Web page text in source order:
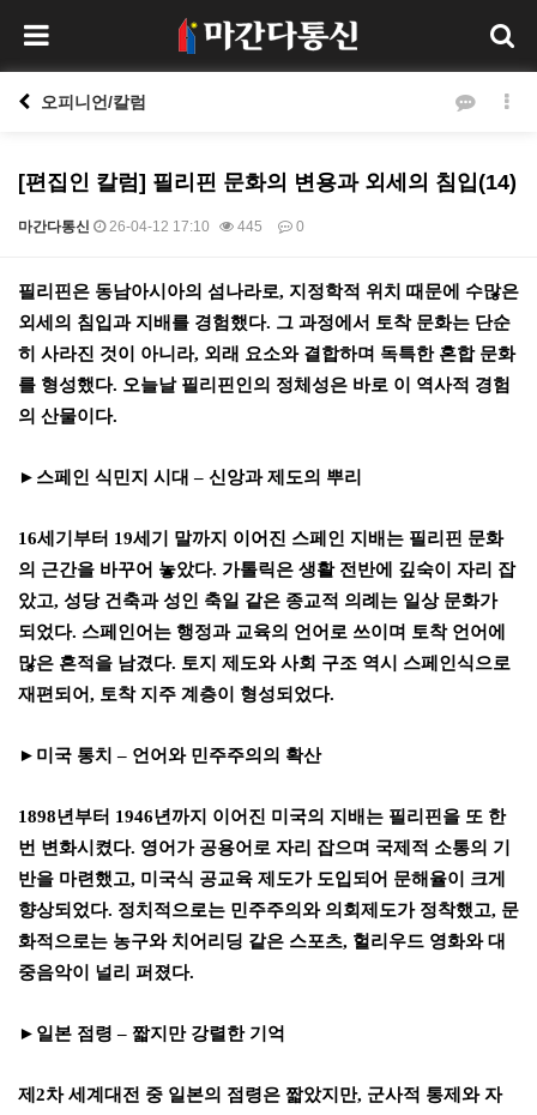
오피니언/칼럼
[편집인 칼럼] 필리핀 문화의 변용과 외세의 침입(14)
마간다통신 26-04-12 17:10 445 0
본문
필리핀은 동남아시아의 섬나라로, 지정학적 위치 때문에 수많은
외세의 침입과 지배를 경험했다. 그 과정에서 토착 문화는 단순
히 사라진 것이 아니라, 외래 요소와 결합하며 독특한 혼합 문화
를 형성했다. 오늘날 필리핀인의 정체성은 바로 이 역사적 경험
의 산물이다.
► 스페인 식민지 시대– 신앙과 제도의 뿌리
16세기부터 19세기 말까지 이어진 스페인 지배는 필리핀 문화
의 근간을 바꾸어 놓았다. 가톨릭은 생활 전반에 깊숙이 자리 잡
았고, 성당 건축과 성인 축일 같은 종교적 의례는 일상 문화가
되었다. 스페인어는 행정과 교육의 언어로 쓰이며 토착 언어에
많은 흔적을 남겼다. 토지 제도와 사회 구조 역시 스페인식으로
재편되어, 토착 지주 계층이 형성되었다.
► 미국 통치– 언어와 민주주의의 확산
1898년부터 1946년까지 이어진 미국의 지배는 필리핀을 또 한
번 변화시켰다. 영어가 공용어로 자리 잡으며 국제적 소통의 기
반을 마련했고, 미국식 공교육 제도가 도입되어 문해율이 크게
향상되었다. 정치적으로는 민주주의와 의회제도가 정착했고, 문
화적으로는 농구와 치어리딩 같은 스포츠, 헐리우드 영화와 대
중음악이 널리 퍼졌다.
► 일본 점령– 짧지만 강렬한 기억
제 2차 세계대전 중 일본의 점령은 짧았지만, 군사적 통제와 자